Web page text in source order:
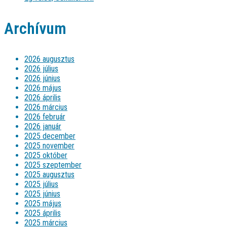
Archívum
2026 augusztus
2026 július
2026 június
2026 május
2026 április
2026 március
2026 február
2026 január
2025 december
2025 november
2025 október
2025 szeptember
2025 augusztus
2025 július
2025 június
2025 május
2025 április
2025 március